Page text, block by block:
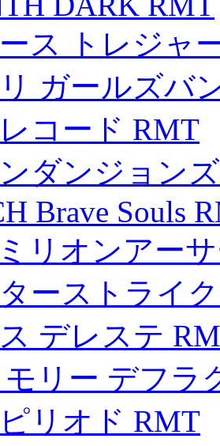
ス トレジャ
ガールズバ
コード RMT
ダンジョン
Brave Souls
リオンアー
ーストライ
デレステ
モリー デフラ
リオド RMT